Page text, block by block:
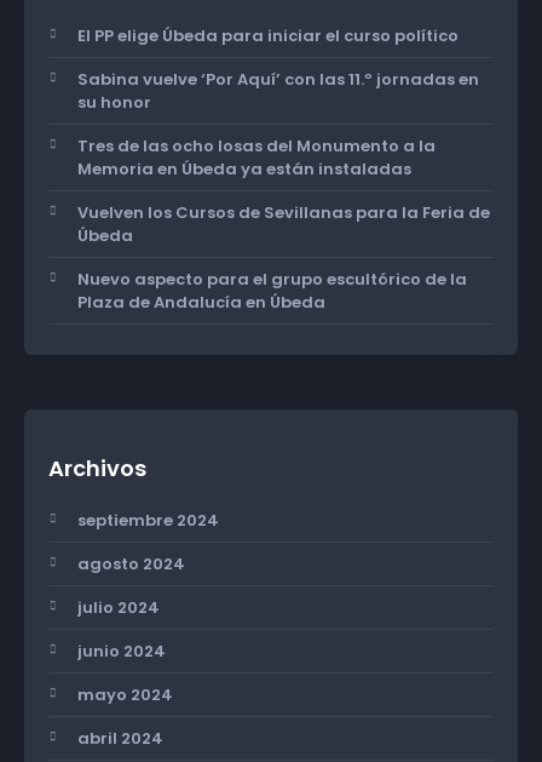
El PP elige Úbeda para iniciar el curso político
Sabina vuelve ‘Por Aquí’ con las 11.º jornadas en
su honor
Tres de las ocho losas del Monumento a la
Memoria en Úbeda ya están instaladas
Vuelven los Cursos de Sevillanas para la Feria de
Úbeda
Nuevo aspecto para el grupo escultórico de la
Plaza de Andalucía en Úbeda
Archivos
septiembre 2024
agosto 2024
julio 2024
junio 2024
mayo 2024
abril 2024